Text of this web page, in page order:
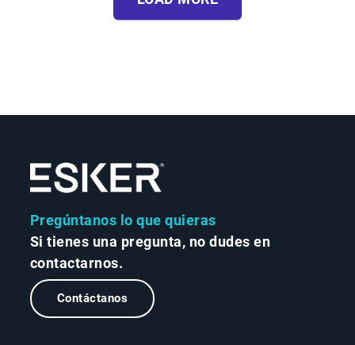
Pregúntanos lo que quieras
Si tienes una pregunta, no dudes en
contactarnos.
Contáctanos